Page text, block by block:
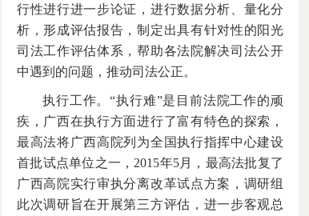
行性进行进一步论证，进行数据分析、量化分
析，形成评估报告，制定出具有针对性的阳光
司法工作评估体系，帮助各法院解决司法公开
中遇到的问题，推动司法公正。
执行工作。“执行难”是目前法院工作的顽
疾，广西在执行方面进行了富有特色的探索，
最高法将广西高院列为全国执行指挥中心建设
首批试点单位之一，2015年5月，最高法批复了
广西高院实行审执分离改革试点方案，调研组
此次调研旨在开展第三方评估，进一步客观总